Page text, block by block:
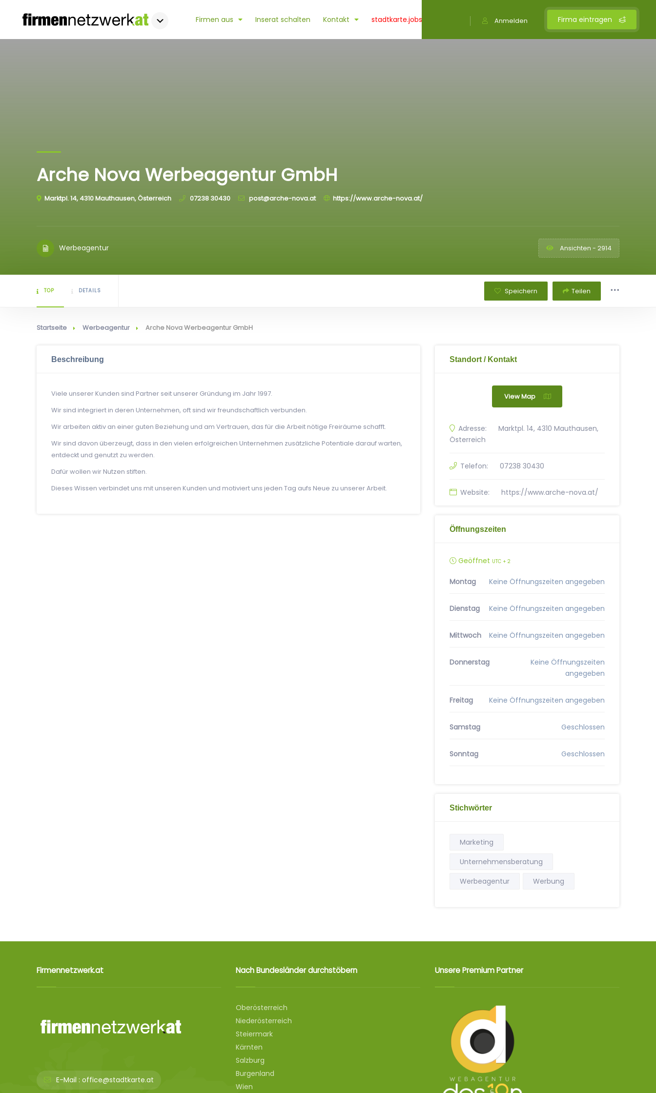
Firma eintragen
Anmelden
Firmen aus Inserat schalten Kontakt stadtkarte.jobs
Arche Nova Werbeagentur GmbH
Marktpl. 14, 4310 Mauthausen, Österreich 07238 30430 post@arche-nova.at https://www.arche-nova.at/
Werbeagentur Ansichten - 2914
TOP DETAILS Speichern Teilen
Startseite Werbeagentur Arche Nova Werbeagentur GmbH
Beschreibung
Viele unserer Kunden sind Partner seit unserer Gründung im Jahr 1997.
Wir sind integriert in deren Unternehmen, oft sind wir freundschaftlich verbunden.
Wir arbeiten aktiv an einer guten Beziehung und am Vertrauen, das für die Arbeit nötige Freiräume schafft.
Wir sind davon überzeugt, dass in den vielen erfolgreichen Unternehmen zusätzliche Potentiale darauf warten,
entdeckt und genutzt zu werden.
Dafür wollen wir Nutzen stiften.
Dieses Wissen verbindet uns mit unseren Kunden und motiviert uns jeden Tag aufs Neue zu unserer Arbeit.
Standort / Kontakt
View Map
Adresse:
Marktpl. 14, 4310 Mauthausen,
Österreich
Telefon: 07238 30430
Website: https://www.arche-nova.at/
Öffnungszeiten
Geöffnet UTC + 2
Montag Keine Öffnungszeiten angegeben
Dienstag Keine Öffnungszeiten angegeben
Mittwoch Keine Öffnungszeiten angegeben
Donnerstag
Keine Öffnungszeiten
angegeben
Freitag Keine Öffnungszeiten angegeben
Samstag Geschlossen
Sonntag Geschlossen
Stichwörter
Marketing
Unternehmensberatung
Werbeagentur
Werbung
Firmennetzwerk.at
E-Mail : office@stadtkarte.at
Nach Bundesländer durchstöbern
Oberösterreich
Niederösterreich
Steiermark
Kärnten
Salzburg
Burgenland
Wien
Unsere Premium Partner